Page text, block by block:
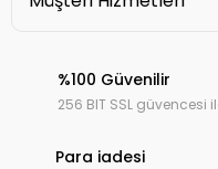
%100 Güvenilir
256 BIT SSL
Para iadesi